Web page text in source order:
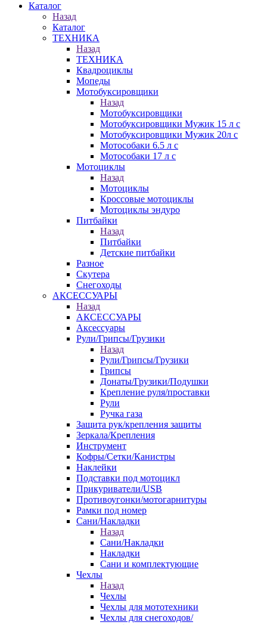
Каталог
Назад
Каталог
ТЕХНИКА
Назад
ТЕХНИКА
Квадроциклы
Мопеды
Мотобуксировщики
Назад
Мотобуксировщики
Мотобуксировщики Мужик 15 л с
Мотобуксировщики Мужик 20л с
Мотособаки 6.5 л с
Мотособаки 17 л с
Мотоциклы
Назад
Мотоциклы
Кроссовые мотоциклы
Мотоциклы эндуро
Питбайки
Назад
Питбайки
Детские питбайки
Разное
Скутера
Снегоходы
АКСЕССУАРЫ
Назад
АКСЕССУАРЫ
Аксессуары
Рули/Грипсы/Грузики
Назад
Рули/Грипсы/Грузики
Грипсы
Донаты/Грузики/Подушки
Крепление руля/проставки
Рули
Ручка газа
Защита рук/крепления защиты
Зеркала/Крепления
Инструмент
Кофры/Сетки/Канистры
Наклейки
Подставки под мотоцикл
Прикуриватели/USB
Противоугонки/мотогарнитуры
Рамки под номер
Сани/Накладки
Назад
Сани/Накладки
Накладки
Сани и комплектующие
Чехлы
Назад
Чехлы
Чехлы для мототехники
Чехлы для снегоходов/